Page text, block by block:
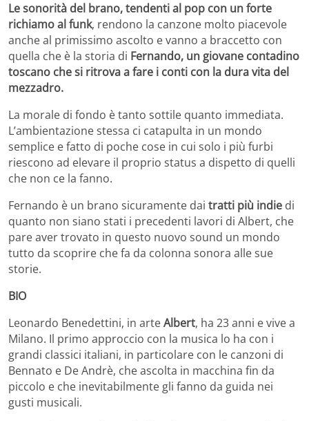
Le sonorità del brano, tendenti al pop con un forte
richiamo al funk, rendono la canzone molto piacevole
anche al primissimo ascolto e vanno a braccetto con
quella che è la storia di Fernando, un giovane contadino
toscano che si ritrova a fare i conti con la dura vita del
mezzadro.
La morale di fondo è tanto sottile quanto immediata.
L’ambientazione stessa ci catapulta in un mondo
semplice e fatto di poche cose in cui solo i più furbi
riescono ad elevare il proprio status a dispetto di quelli
che non ce la fanno.
Fernando è un brano sicuramente dai tratti più indie di
quanto non siano stati i precedenti lavori di Albert, che
pare aver trovato in questo nuovo sound un mondo
tutto da scoprire che fa da colonna sonora alle sue
storie.
BIO
Leonardo Benedettini, in arteAlbert, ha 23 anni e vive a
Milano. Il primo approccio con la musica lo ha con i
grandi classici italiani, in particolare con le canzoni di
Bennato e De Andrè, che ascolta in macchina fin da
piccolo e che inevitabilmente gli fanno da guida nei
gusti musicali.